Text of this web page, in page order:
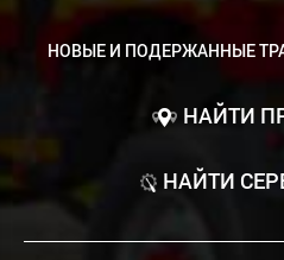
НОВЫЕ И ПОДЕРЖАННЫЕ
НАЙТИ
НАЙТИ